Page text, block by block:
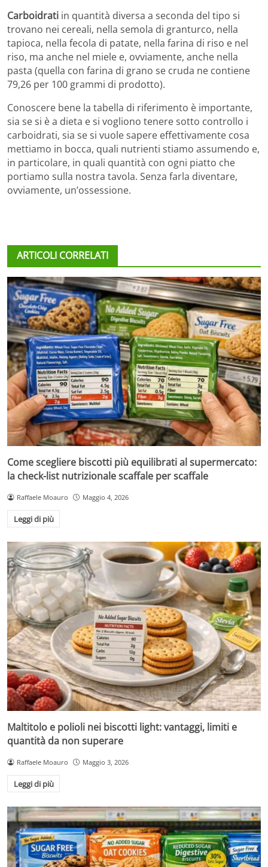
Carboidrati in quantità diversa a seconda del tipo si
trovano nei cereali, nella semola di granturco, nella
tapioca, nella fecola di patate, nella farina di riso e nel
riso, ma anche nel miele e, ovviamente, anche nella
pasta (quella con farina di grano se cruda ne contiene
79,26 per 100 grammi di prodotto).
Conoscere bene la tabella di riferimento è importante,
sia se si è a dieta e si vogliono tenere sotto controllo i
carboidrati, sia se si vuole sapere effettivamente cosa
mettiamo in bocca, quali nutrienti stiamo assumendo e,
in particolare, in quali quantità con ogni piatto che
portiamo sulla nostra tavola. Senza farla diventare,
ovviamente, un’ossessione.
ARTICOLI CORRELATI
Come scegliere biscotti più equilibrati al supermercato:
la check-list nutrizionale scaffale per scaffale
Raffaele Moauro Maggio 4, 2026
Leggi di più
Maltitolo e polioli nei biscotti light: vantaggi, limiti e
quantità da non superare
Raffaele Moauro Maggio 3, 2026
Leggi di più